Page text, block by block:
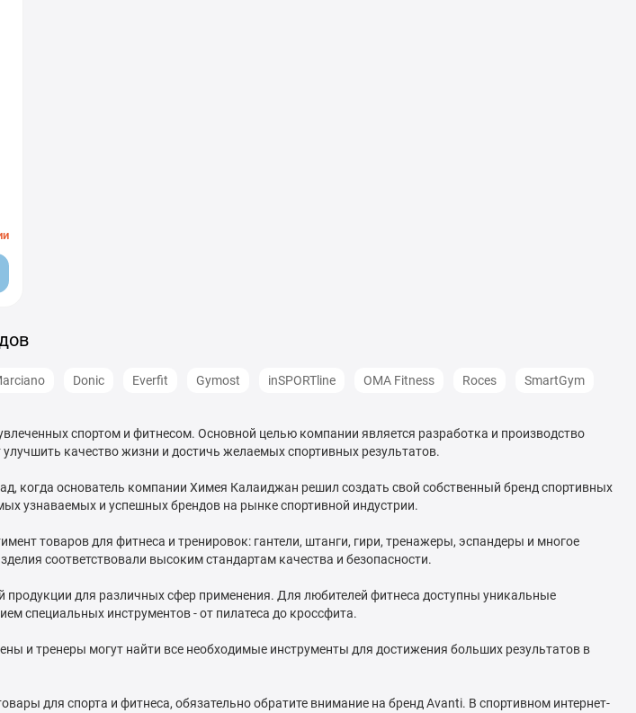
Donic Everfit Gymost inSPORTline OMA Fitness Roces SmartGym
спортом и фитнесом. Основной целью компании является разработка и производство
качество жизни и достичь желаемых спортивных результатов.
когда основатель компании Химея Калаиджан решил создать свой собственный бренд спортивных
узнаваемых и успешных брендов на рынке спортивной индустрии.
товаров для фитнеса и тренировок: гантели, штанги, гири, тренажеры, эспандеры и многое
соответствовали высоким стандартам качества и безопасности.
продукции для различных сфер применения. Для любителей фитнеса доступны уникальные
специальных инструментов - от пилатеса до кроссфита.
и тренеры могут найти все необходимые инструменты для достижения больших результатов в
для спорта и фитнеса, обязательно обратите внимание на бренд Avanti. В спортивном интернет-